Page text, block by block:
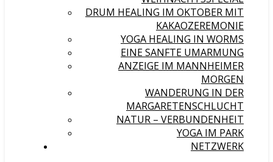
DRUM HEALING IM OKTOBER MIT
KAKAOZEREMONIE
YOGA HEALING IN WORMS
EINE SANFTE UMARMUNG
ANZEIGE IM MANNHEIMER
MORGEN
WANDERUNG IN DER
MARGARETENSCHLUCHT
NATUR – VERBUNDENHEIT
YOGA IM PARK
NETZWERK